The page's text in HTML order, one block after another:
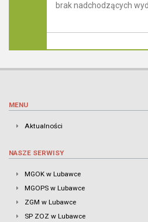
brak nadchodzących
MENU
Aktualności
NASZE SERWISY
MGOK w Lubawce
MGOPS w Lubawce
ZGM w Lubawce
SP ZOZ w Lubawce